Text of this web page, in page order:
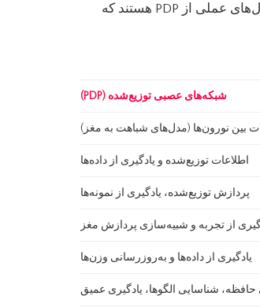
مثال‌های عملی از PDP هستند که
شبکه‌های عصبی توزیع‌شده (PDP)
بین نورون‌ها (مدل‌های شباهت به مغز)
اطلاعات توزیع‌شده و یادگیری از داده‌ها
پردازش توزیع‌شده، یادگیری از نمونه‌ها
از تجربه و شبیه‌سازی پردازش مغز
یادگیری از داده‌ها و به‌روزرسانی وزن‌ها
شناسایی الگوها، یادگیری عمیق